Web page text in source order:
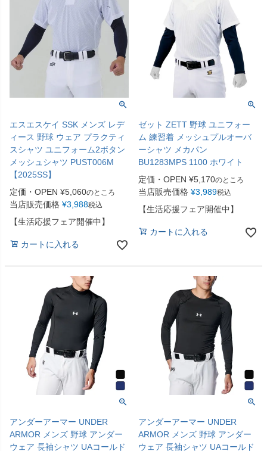
エスエスケイ SSK メンズ レデ
ィース 野球 ウェア プラクティ
スシャツ ユニフォーム2ボタン
メッシュシャツ PUST006M
【2025SS】
定価・OPEN ¥5,060のところ
当店販売価格 ¥3,988税込
【生活応援フェア開催中】
カートに入れる
ゼット ZETT 野球 ユニフォー
ム 練習着 メッシュプルオーバ
ーシャツ メカパン
BU1283MPS 1100 ホワイト
定価・OPEN ¥5,170のところ
当店販売価格 ¥3,989税込
【生活応援フェア開催中】
カートに入れる
アンダーアーマー UNDER
ARMOR メンズ 野球 アンダー
ウェア 長袖シャツ UAコールド
アンダーアーマー UNDER
ARMOR メンズ 野球 アンダー
ウェア 長袖シャツ UAコールド